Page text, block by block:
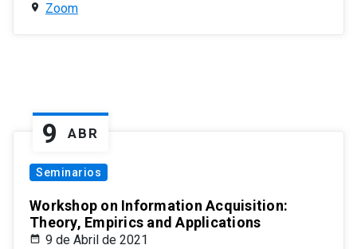
Zoom
9 ABR
Seminarios
Workshop on Information Acquisition:
Theory, Empirics and Applications
9 de Abril de 2021